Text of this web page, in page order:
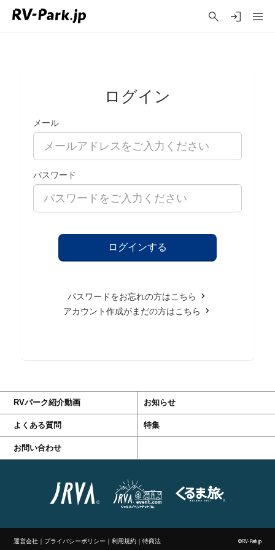
ログイン
メール
パスワード
パスワードをお忘れの方はこちら
アカウント作成がまだの方はこちら
RVパーク紹介動画 お知らせ
よくある質問 特集
お問い合わせ
運営会社 ｜ プライバシーポリシー ｜利用規約 ｜特商法 ©RV-Park.jp